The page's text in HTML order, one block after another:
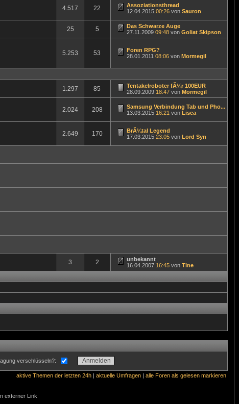
4.517 22
Assoziationsthread
12.04.2015 00:26von Sauron
25 5
Das Schwarze Auge
27.11.2009 09:48von Goliat Skipson
5.253 53
Foren RPG?
28.01.2011 08:06von Mormegil
1.297 85
Tentakelroboter fÃ¼r 100EUR
28.09.2009 18:47von Mormegil
2.024 208
Samsung Verbindung Tab und Pho...
13.03.2015 16:21 von Lisca
2.649 170
BrÃ¼tal Legend
17.03.2015 23:05von Lord Syn
3 2
unbekannt
16.04.2007 16:45von Tine
verschlüsseln?:
aktive Themen der letzten 24h| aktuelle Umfragen| alle Foren als gelesen markieren
externer Link